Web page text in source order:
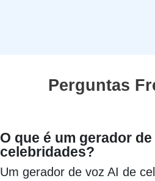
Perguntas
O que é um gerador
celebridades?
Um gerador de voz AI de